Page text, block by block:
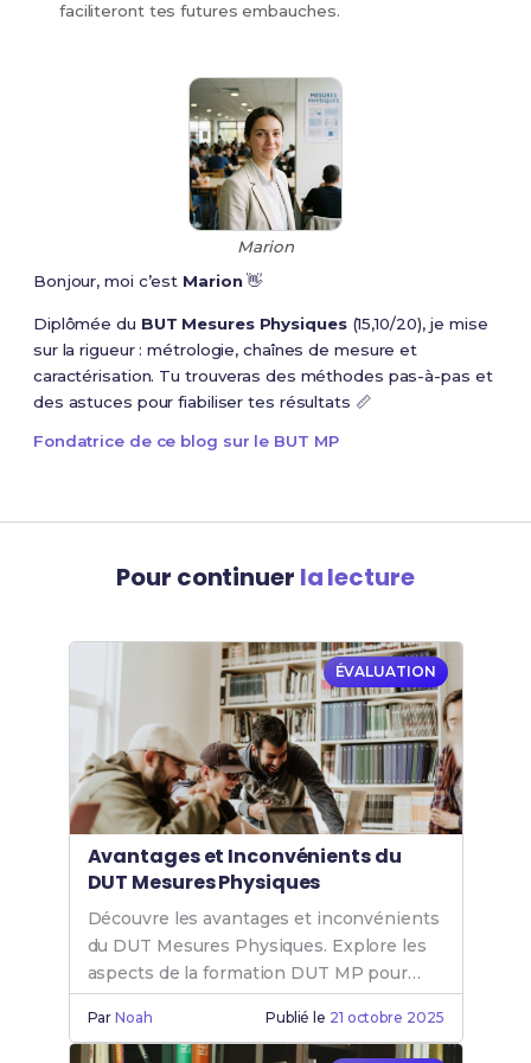
faciliteront tes futures embauches.
Marion
Bonjour, moi c’est Marion👋
Diplômée du BUT Mesures Physiques(15,10/20), je mise
sur la rigueur : métrologie, chaînes de mesure et
caractérisation. Tu trouveras des méthodes pas-à-pas et
des astuces pour fiabiliser tes résultats 📏
Fondatrice de ce blog sur le BUT MP
Pour continuer la lecture
ÉVALUATION
Avantages et Inconvénients du
DUT Mesures Physiques
Découvre les avantages et inconvénients
du DUT Mesures Physiques. Explore les
aspects de la formation DUT MP pour
mieux t'orienter dans ton choix d'études.
ParNoah Publié le 21 octobre 2025